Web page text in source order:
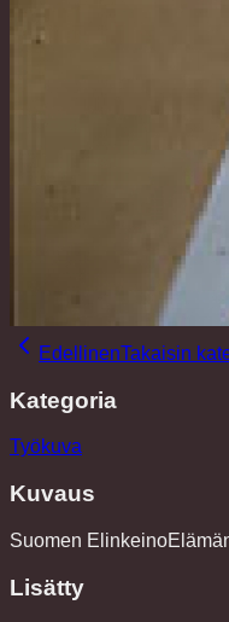
EdellinenTakaisin
Kategoria
Työkuva
Kuvaus
Suomen
Lisätty